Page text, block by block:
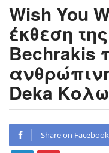
Wish You
έκθεση
Bechrakis
Deka
Share on Facebook